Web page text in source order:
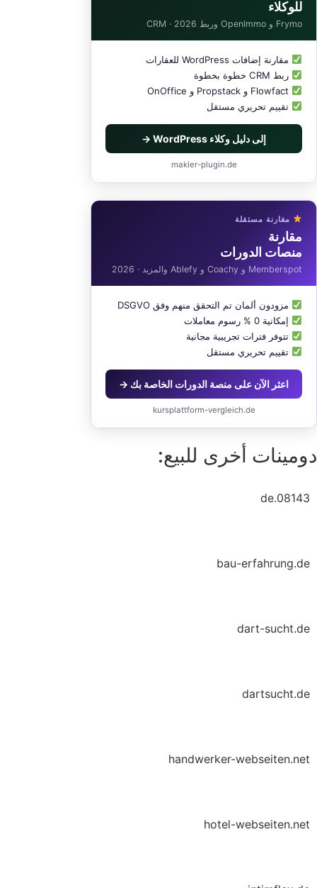
للوكلاء
Frymo و OpenImmo وربط CRM · 2026
مقارنة إضافات WordPress للعقارات
ربط CRM خطوة بخطوة
Flowfact و Propstack و OnOffice
تقييم تحريري مستقل
إلى دليل وكلاء WordPress →
makler-plugin.de
مقارنة مستقلة
مقارنة
منصات الدورات
Memberspot و Coachy و Ablefy والمزيد · 2026
مزودون ألمان تم التحقق منهم وفق DSGVO
إمكانية 0 % رسوم معاملات
تتوفر فترات تجريبية مجانية
تقييم تحريري مستقل
اعثر الآن على منصة الدورات الخاصة بك →
kursplattform-vergleich.de
أخرى للبيع:
08143.de
bau-erfahrung.de
dart-sucht.de
dartsucht.de
handwerker-webseiten.net
hotel-webseiten.net